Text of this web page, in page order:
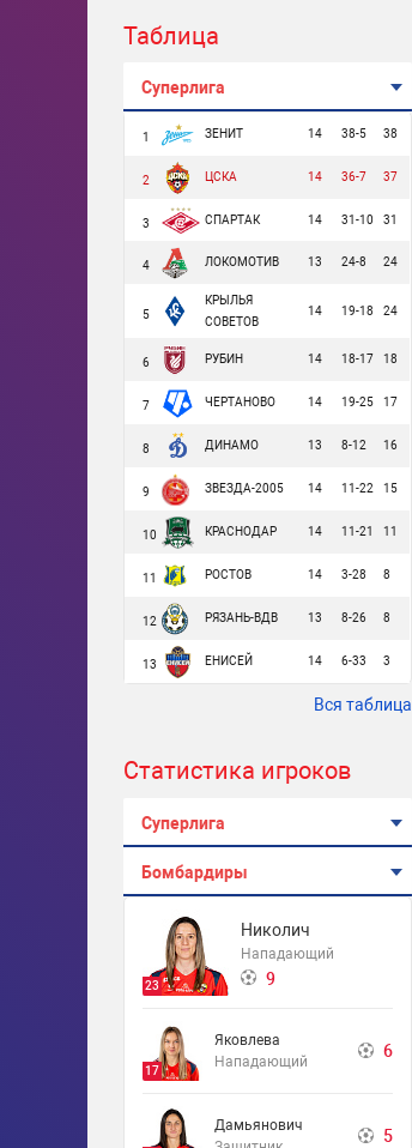
Таблица
Суперлига
1 ЗЕНИТ 14 38-5 38
2 ЦСКА 14 36-7 37
3 СПАРТАК 14 31-10 31
4 ЛОКОМОТИВ 13 24-8 24
5
КРЫЛЬЯ
СОВЕТОВ
14 19-18 24
6 РУБИН 14 18-17 18
7 ЧЕРТАНОВО 14 19-25 17
8 ДИНАМО 13 8-12 16
9 ЗВЕЗДА-2005 14 11-22 15
10 КРАСНОДАР 14 11-21 11
11 РОСТОВ 14 3-28 8
12 РЯЗАНЬ-ВДВ 13 8-26 8
13 ЕНИСЕЙ 14 6-33 3
Вся таблица
Статистика игроков
Суперлига
Бомбардиры
23
Николич
Нападающий
9
17
Яковлева
Нападающий
6
Дамьянович
5